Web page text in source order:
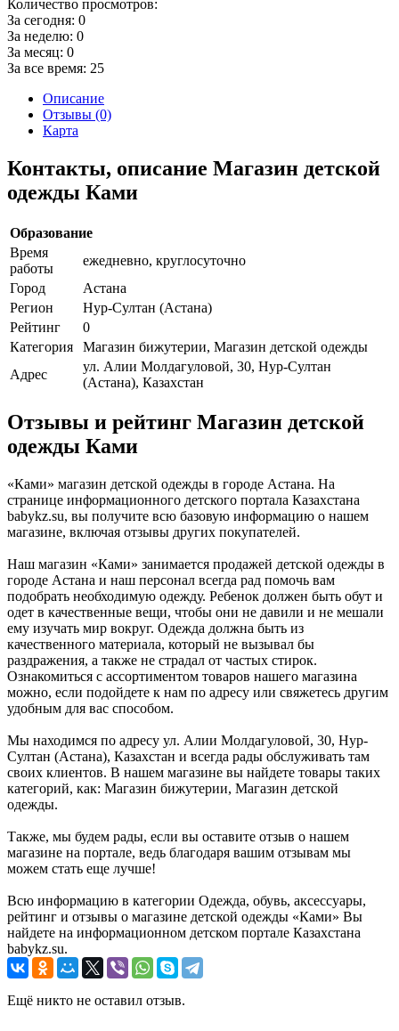
Количество просмотров:
За сегодня: 0
За неделю: 0
За месяц: 0
За все время: 25
Описание
Отзывы (0)
Карта
Контакты, описание Магазин детской
одежды Ками
Образование
Время
работы
ежедневно, круглосуточно
Город
Астана
Регион
Нур-Султан (Астана)
Рейтинг
0
Категория
Магазин бижутерии, Магазин детской одежды
Адрес
ул. Алии Молдагуловой, 30, Нур-Султан
(Астана), Казахстан
Отзывы и рейтинг Магазин детской
одежды Ками
«Ками» магазин детской одежды в городе Астана. На
странице информационного детского портала Казахстана
babykz.su, вы получите всю базовую информацию о нашем
магазине, включая отзывы других покупателей.
Наш магазин «Ками» занимается продажей детской одежды в
городе Астана и наш персонал всегда рад помочь вам
подобрать необходимую одежду. Ребенок должен быть обут и
одет в качественные вещи, чтобы они не давили и не мешали
ему изучать мир вокруг. Одежда должна быть из
качественного материала, который не вызывал бы
раздражения, а также не страдал от частых стирок.
Ознакомиться с ассортиментом товаров нашего магазина
можно, если подойдете к нам по адресу или свяжетесь другим
удобным для вас способом.
Мы находимся по адресу ул. Алии Молдагуловой, 30, Нур-
Султан (Астана), Казахстан и всегда рады обслуживать там
своих клиентов. В нашем магазине вы найдете товары таких
категорий, как: Магазин бижутерии, Магазин детской
одежды.
Также, мы будем рады, если вы оставите отзыв о нашем
магазине на портале, ведь благодаря вашим отзывам мы
можем стать еще лучше!
Всю информацию в категории Одежда, обувь, аксессуары,
рейтинг и отзывы о магазине детской одежды «Ками» Вы
найдете на информационном детском портале Казахстана
babykz.su.
Ещё никто не оставил отзыв.